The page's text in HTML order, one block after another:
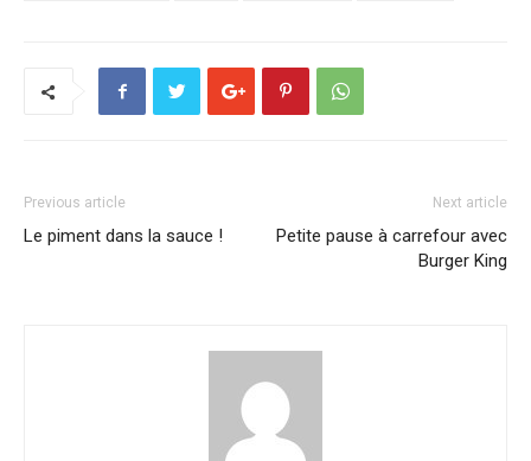
Previous article
Le piment dans la sauce !
Next article
Petite pause à carrefour avec
Burger King